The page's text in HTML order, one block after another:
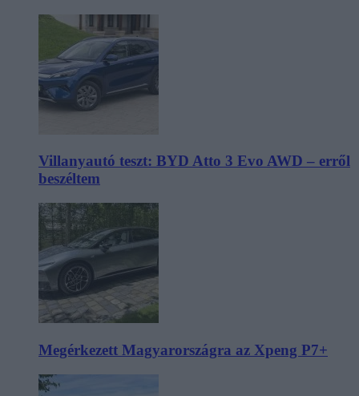
Villanyautó teszt: BYD Atto 3 Evo AWD – erről
beszéltem
Megérkezett Magyarországra az Xpeng P7+